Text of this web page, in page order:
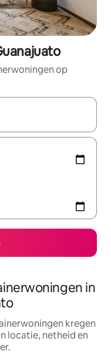
op
zijn, maak je een keuze
in
kregen
locatie, netheid en